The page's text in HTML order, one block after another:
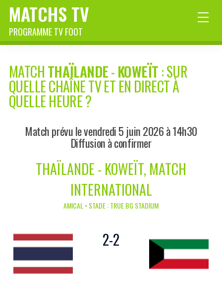
MATCHS TV
PROGRAMME TV FOOT
MATCHTHAÏLANDE-KOWEÏT: SUR
QUELLE CHAÎNE TV ET EN DIRECT À
QUELLE HEURE ?
Match prévu le vendredi 5 juin 2026 à 14h30
Diffusion à confirmer
THAÏLANDE - KOWEÏT, MATCH
INTERNATIONAL
AMICAL • STADE : TRUE BG STADIUM
2-2